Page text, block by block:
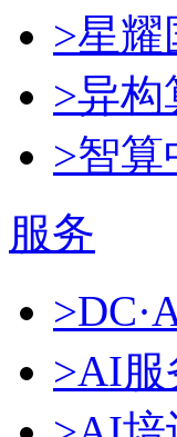
>星耀
>异
>智算
服务
>AI服